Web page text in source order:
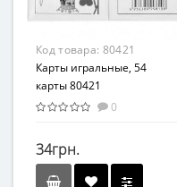
Картон
Код товара: 80421
Карты игральные, 54
карты 80421
0
34грн.